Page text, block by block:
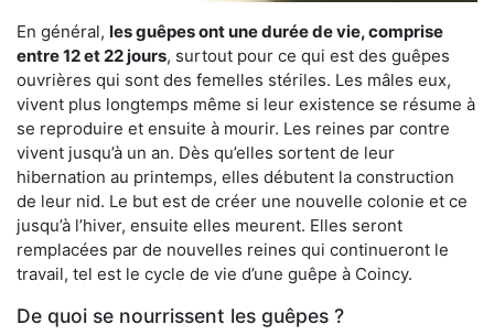
En général, les guêpes ont une durée de vie, comprise
entre 12 et 22 jours, surtout pour ce qui est des guêpes
ouvrières qui sont des femelles stériles. Les mâles eux,
vivent plus longtemps même si leur existence se résume à
se reproduire et ensuite à mourir. Les reines par contre
vivent jusqu’à un an. Dès qu’elles sortent de leur
hibernation au printemps, elles débutent la construction
de leur nid. Le but est de créer une nouvelle colonie et ce
jusqu’à l’hiver, ensuite elles meurent. Elles seront
remplacées par de nouvelles reines qui continueront le
travail, tel est le cycle de vie d’une guêpe à Coincy.
De quoi se nourrissent les guêpes ?